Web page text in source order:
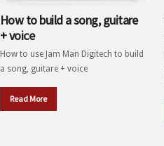
How to build a song, guitare
+ voice
How to use Jam Man Digitech to build
a song, guitare + voice
Read More